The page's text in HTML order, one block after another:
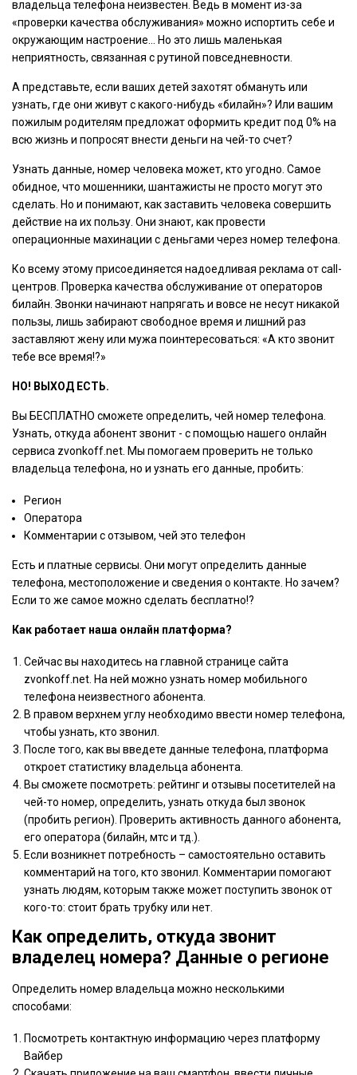
владельца телефона неизвестен. Ведь в момент из-за
«проверки качества обслуживания» можно испортить себе и
окружающим настроение... Но это лишь маленькая
неприятность, связанная с рутиной повседневности.
А представьте, если ваших детей захотят обмануть или
узнать, где они живут с какого-нибудь «билайн»? Или вашим
пожилым родителям предложат оформить кредит под 0% на
всю жизнь и попросят внести деньги на чей-то счет?
Узнать данные, номер человека может, кто угодно. Самое
обидное, что мошенники, шантажисты не просто могут это
сделать. Но и понимают, как заставить человека совершить
действие на их пользу. Они знают, как провести
операционные махинации с деньгами через номер телефона.
Ко всему этому присоединяется надоедливая реклама от call-
центров. Проверка качества обслуживание от операторов
билайн. Звонки начинают напрягать и вовсе не несут никакой
пользы, лишь забирают свободное время и лишний раз
заставляют жену или мужа поинтересоваться: «А кто звонит
тебе все время!?»
НО! ВЫХОД ЕСТЬ.
Вы БЕСПЛАТНО сможете определить, чей номер телефона.
Узнать, откуда абонент звонит - с помощью нашего онлайн
сервиса zvonkoff.net. Мы помогаем проверить не только
владельца телефона, но и узнать его данные, пробить:
Регион
Оператора
Комментарии с отзывом, чей это телефон
Есть и платные сервисы. Они могут определить данные
телефона, местоположение и сведения о контакте. Но зачем?
Если то же самое можно сделать бесплатно!?
Как работает наша онлайн платформа?
Сейчас вы находитесь на главной странице сайта
zvonkoff.net. На ней можно узнать номер мобильного
телефона неизвестного абонента.
В правом верхнем углу необходимо ввести номер телефона,
чтобы узнать, кто звонил.
После того, как вы введете данные телефона, платформа
откроет статистику владельца абонента.
Вы сможете посмотреть: рейтинг и отзывы посетителей на
чей-то номер, определить, узнать откуда был звонок
(пробить регион). Проверить активность данного абонента,
его оператора (билайн, мтс и тд.).
Если возникнет потребность – самостоятельно оставить
комментарий на того, кто звонил. Комментарии помогают
узнать людям, которым также может поступить звонок от
кого-то: стоит брать трубку или нет.
Как определить, откуда звонит
владелец номера? Данные о регионе
Определить номер владельца можно несколькими
способами:
Посмотреть контактную информацию через платформу
Вайбер